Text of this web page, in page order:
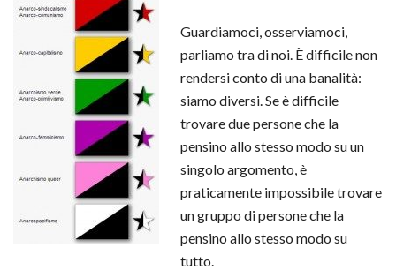
Guardiamoci, osserviamoci,
parliamo tra di noi. È difficile non
rendersi conto di una banalità:
siamo diversi. Se è difficile
trovare due persone che la
pensino allo stesso modo su un
singolo argomento, è
praticamente impossibile trovare
un gruppo di persone che la
pensino allo stesso modo su
tutto.